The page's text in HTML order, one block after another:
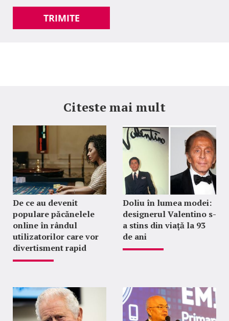
TRIMITE
Citeste mai mult
De ce au devenit
populare păcănelele
online în rândul
utilizatorilor care vor
divertisment rapid
Doliu în lumea modei:
designerul Valentino s-
a stins din viață la 93
de ani